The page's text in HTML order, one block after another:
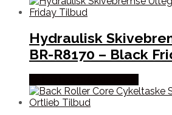
Hydraulisk
BR-R8170 – Black